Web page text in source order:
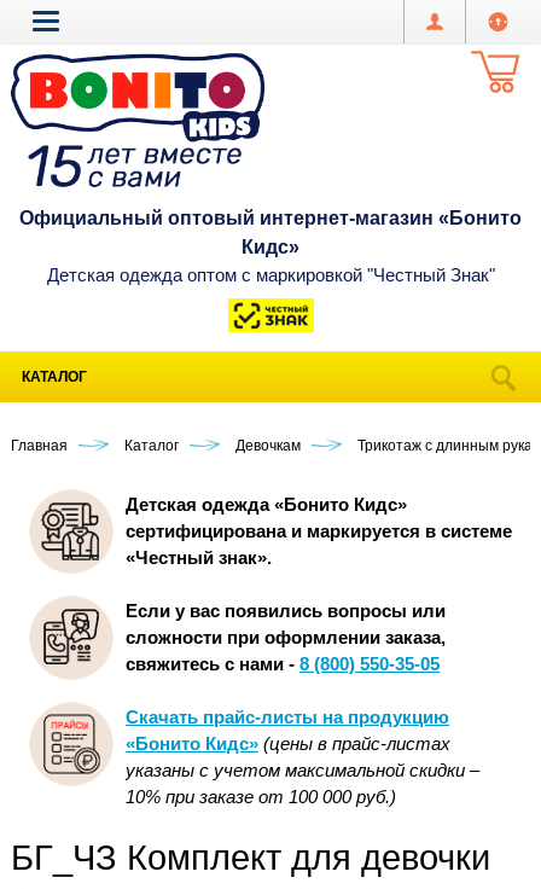
Официальный оптовый интернет-магазин «Бонито
Кидс»
Детская одежда оптом с маркировкой "Честный Знак"
КАТАЛОГ
Главная Каталог Девочкам Трикотаж с длинным
Детская одежда «Бонито Кидс»
сертифицирована и маркируется в системе
«Честный знак».
Если у вас появились вопросы или
сложности при оформлении заказа,
свяжитесь с нами - 8 (800) 550-35-05
Скачать прайс-листы на продукцию
«Бонито Кидс» (цены в прайс-листах
указаны с учетом максимальной скидки –
10% при заказе от 100 000 руб.)
БГ_ЧЗ Комплект для девочки